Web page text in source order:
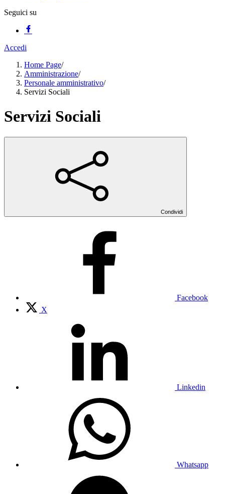
Seguici su
Accedi
Home Page/
Amministrazione/
Personale amministrativo/
Servizi Sociali
Servizi Sociali
Condividi
Facebook
X
Linkedin
Whatsapp